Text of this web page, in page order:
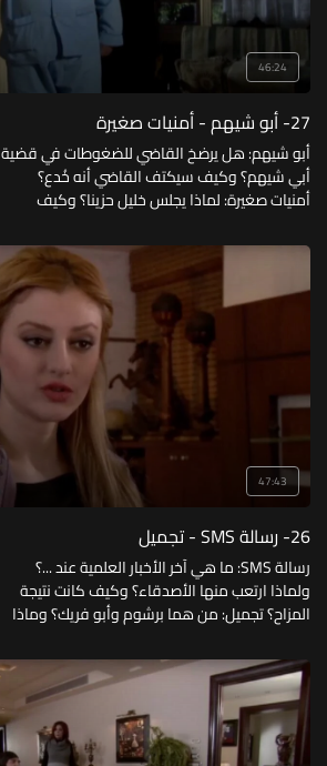
46:24
27- أبو شيهم - أمنيات صغيرة
أبو شيهم: هل يرضخ القاضي للضغوطات في قضية
أبي شيهم؟ وكيف سيكتف القاضي أنه خُدع؟
أمنيات صغيرة: لماذا يجلس خليل حزينا؟ وكيف
47:43
26- رسالة SMS - تجميل
رسالة SMS: ما هي آخر الأخبار العلمية عند ...؟
ولماذا ارتعب منها الأصدقاء؟ وكيف كانت نتيجة
المزاح؟ تجميل: من هما برشوم وأبو فريك؟ وماذا
مروان إرضاءهما؟